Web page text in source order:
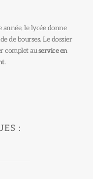
le lycée donne
de bourses. Le dossier
complet auservice en
.
: